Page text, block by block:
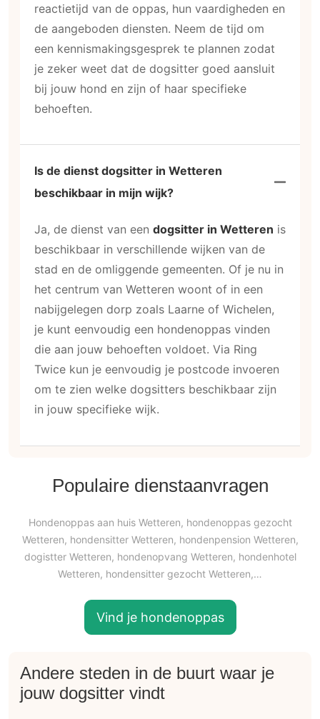
reactietijd van de oppas, hun vaardigheden en
de aangeboden diensten. Neem de tijd om
een kennismakingsgesprek te plannen zodat
je zeker weet dat de dogsitter goed aansluit
bij jouw hond en zijn of haar specifieke
behoeften.
Is de dienst dogsitter in Wetteren
beschikbaar in mijn wijk?
Ja, de dienst van een dogsitter in Wetteren is
beschikbaar in verschillende wijken van de
stad en de omliggende gemeenten. Of je nu in
het centrum van Wetteren woont of in een
nabijgelegen dorp zoals Laarne of Wichelen,
je kunt eenvoudig een hondenoppas vinden
die aan jouw behoeften voldoet. Via Ring
Twice kun je eenvoudig je postcode invoeren
om te zien welke dogsitters beschikbaar zijn
in jouw specifieke wijk.
Populaire dienstaanvragen
Hondenoppas aan huis Wetteren, hondenoppas gezocht
Wetteren, hondensitter Wetteren, hondenpension Wetteren,
dogistter Wetteren, hondenopvang Wetteren, hondenhotel
Wetteren, hondensitter gezocht Wetteren,…
Vind je hondenoppas
Andere steden in de buurt waar je
jouw dogsitter vindt